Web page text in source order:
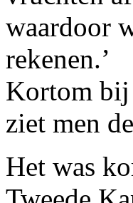
waardoor
rekenen.’
Kortom
ziet men
Het was